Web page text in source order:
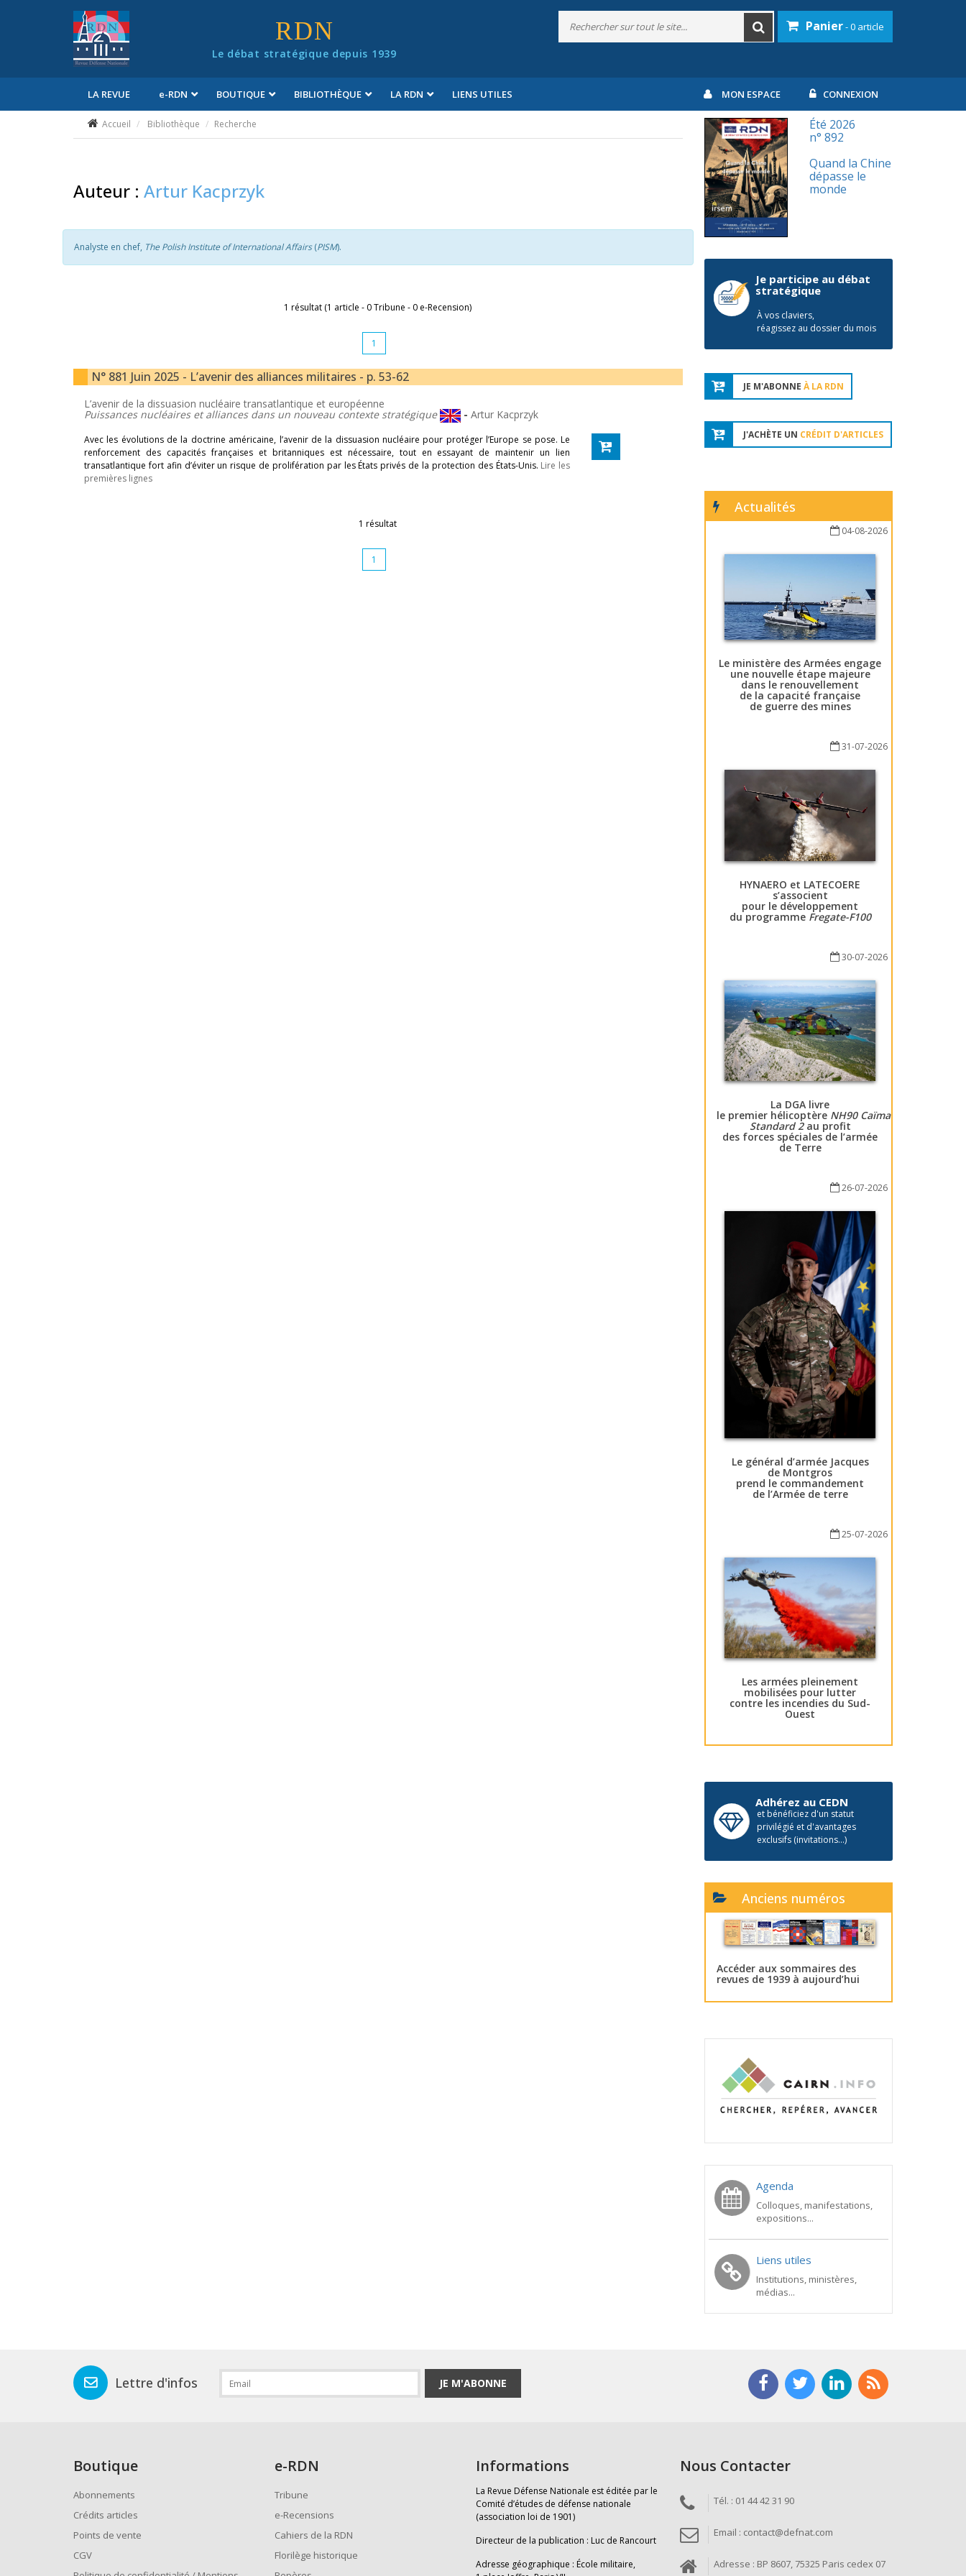
RDN
Le débat stratégique depuis 1939
Panier- 0 article
LA REVUE e-RDN BOUTIQUE BIBLIOTHÈQUE LA RDN LIENS UTILES MON ESPACE CONNEXION
Accueil Bibliothèque Recherche
Auteur : Artur Kacprzyk
Analyste en chef, The Polish Institute of International Affairs(PISM).
1 résultat (1 article - 0 Tribune - 0 e-Recension)
1
N° 881 Juin 2025 - L’avenir des alliances militaires - p. 53-62
L’avenir de la dissuasion nucléaire transatlantique et européenne
Puissances nucléaires et alliances dans un nouveau contexte stratégique
- Artur Kacprzyk
Avec les évolutions de la doctrine américaine, l’avenir de la dissuasion nucléaire pour protéger l’Europe se pose. Le
renforcement des capacités françaises et britanniques est nécessaire, tout en essayant de maintenir un lien
transatlantique fort afin d’éviter un risque de prolifération par les États privés de la protection des États-Unis. Lire les
premières lignes
1 résultat
1
Été 2026
n° 892
Quand la Chine
dépasse le
monde
Je participe au débat
stratégique
À vos claviers,
réagissez au dossier du mois
JE M'ABONNE À LA RDN
J'ACHÈTE UN CRÉDIT D'ARTICLES
Actualités
04-08-2026
Le ministère des Armées engage
une nouvelle étape majeure
dans le renouvellement
de la capacité française
de guerre des mines
31-07-2026
HYNAERO et LATECOERE
s’associent
pour le développement
du programme Fregate-F100
30-07-2026
La DGA livre
le premier hélicoptère NH90 Caïman
Standard 2au profit
des forces spéciales de l’armée
de Terre
26-07-2026
Le général d’armée Jacques
de Montgros
prend le commandement
de l’Armée de terre
25-07-2026
Les armées pleinement
mobilisées pour lutter
contre les incendies du Sud-
Ouest
Adhérez au CEDN
et bénéficiez d'un statut
privilégié et d'avantages
exclusifs (invitations...)
Anciens numéros
Accéder aux sommaires des
revues de 1939 à aujourd’hui
Agenda
Colloques, manifestations,
expositions...
Liens utiles
Institutions, ministères,
médias...
Lettre d'infos JE M'ABONNE
Boutique
Abonnements
Crédits articles
Points de vente
CGV
e-RDN
Tribune
e-Recensions
Cahiers de la RDN
Florilège historique
Informations
La Revue Défense Nationale est éditée par le
Comité d’études de défense nationale
(association loi de 1901)
Directeur de la publication : Luc de Rancourt
Adresse géographique : École militaire,
Nous Contacter
Tél. : 01 44 42 31 90
Email : contact@defnat.com
Adresse : BP 8607, 75325 Paris cedex 07